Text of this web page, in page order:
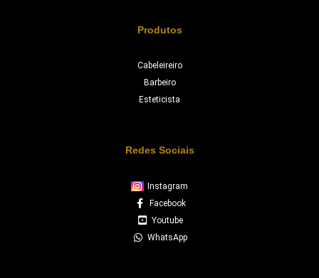
Produtos
Cabeleireiro
Barbeiro
Esteticista
Redes Sociais
Instagram
Facebook
Youtube
WhatsApp